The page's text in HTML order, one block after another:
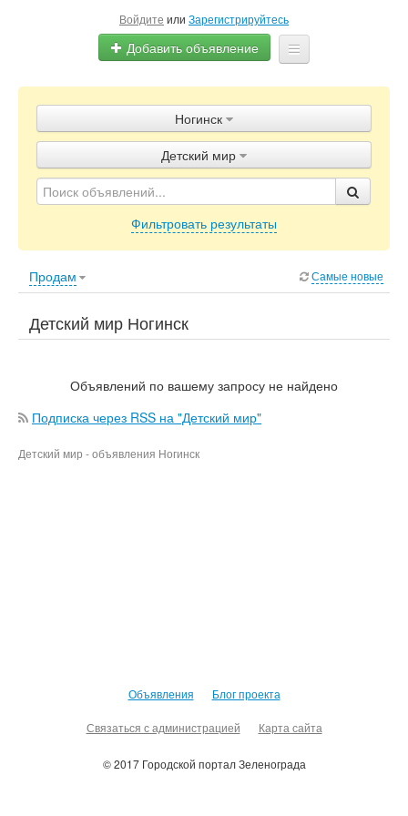
Войдите или Зарегистрируйтесь
Добавить объявление
Объявления
Блог
Ногинск
Детский мир
Фильтровать результаты
Продам Самые новые
Детский мир Ногинск
Объявлений по вашему запросу не найдено
Подписка через RSS на "Детский мир"
Детский мир - объявления Ногинск
Объявления Блог проекта
Связаться с администрацией Карта сайта
© 2017 Городской портал Зеленограда